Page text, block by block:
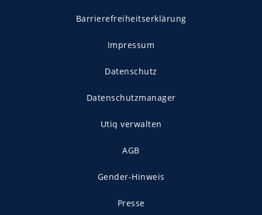
Barrierefreiheitserklärung
Impressum
Datenschutz
Datenschutzmanager
Utiq verwalten
AGB
Gender-Hinweis
Presse